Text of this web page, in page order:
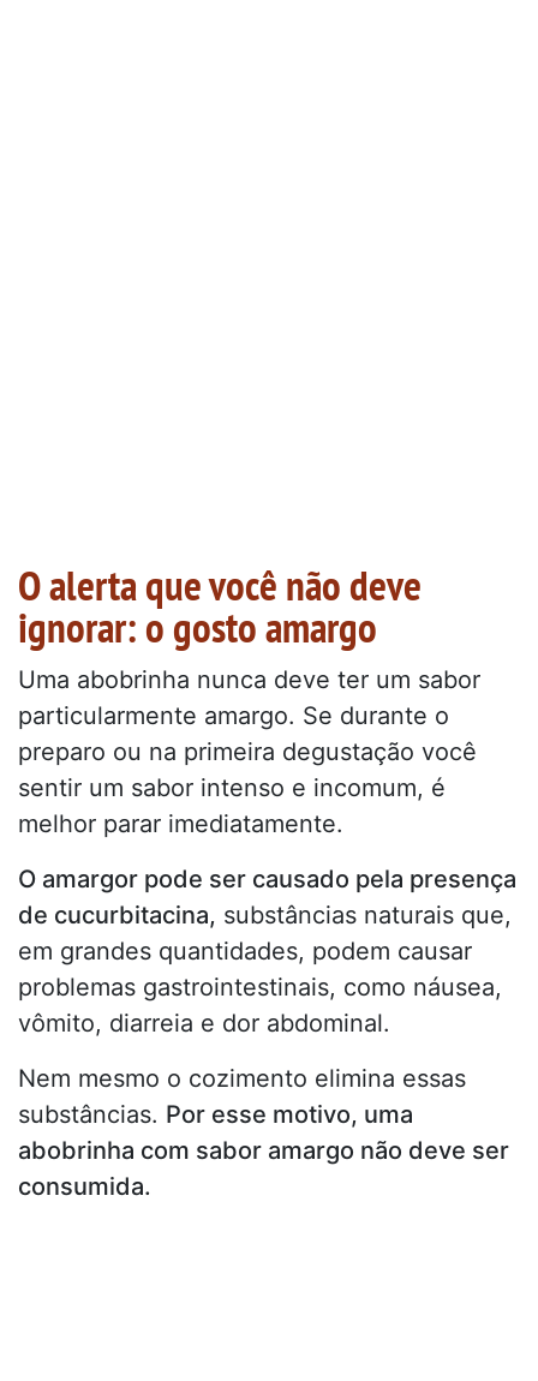
O alerta que você não deve
ignorar: o gosto amargo
Uma abobrinha nunca deve ter um sabor
particularmente amargo. Se durante o
preparo ou na primeira degustação você
sentir um sabor intenso e incomum, é
melhor parar imediatamente.
O amargor pode ser causado pela presença
de cucurbitacina, substâncias naturais que,
em grandes quantidades, podem causar
problemas gastrointestinais, como náusea,
vômito, diarreia e dor abdominal.
Nem mesmo o cozimento elimina essas
substâncias. Por esse motivo, uma
abobrinha com sabor amargo não deve ser
consumida.